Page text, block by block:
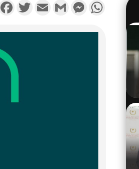
PartagerFacebookTwitterEmail Gmail MessengerWhatsApp
l'Indépendance, les Forces de